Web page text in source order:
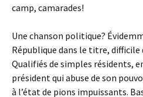
camp, camarades!
Une chanson politique?
République dans le titre, difficile
Qualifiés de simples résidents,
président qui abuse de son
à l’état de pions impuissants.